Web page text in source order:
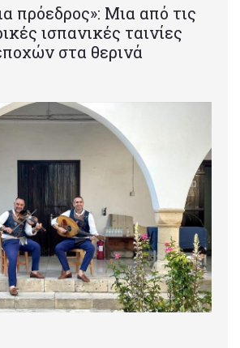
πρόεδρος»: Mια από τις
ισπανικές ταινίες
στα θερινά